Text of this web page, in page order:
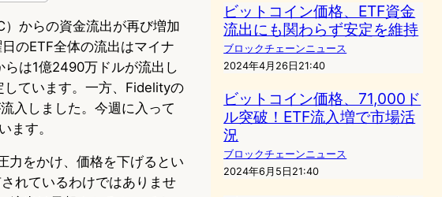
からの資金流出が再び増加
のETF全体の流出はマイナ
らは1億2490万ドルが流出し
ています。一方、Fidelityの
入しました。今週に入って
ます。
力をかけ、価格を下げるとい
れているわけではありませ
ビットコイン価格、ETF資金
流出にも関わらず安定を維持
ブロックチェーンニュース
2024年4月26日21:40
ビットコイン価格、71,000ド
ル突破！ETF流入増で市場活
況
ブロックチェーンニュース
2024年6月5日21:40